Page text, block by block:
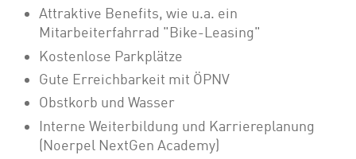
Attraktive Benefits, wie u.a. ein
Mitarbeiterfahrrad "Bike-Leasing"
Kostenlose Parkplätze
Gute Erreichbarkeit mit ÖPNV
Obstkorb und Wasser
Interne Weiterbildung und Karriereplanung
(Noerpel NextGen Academy)